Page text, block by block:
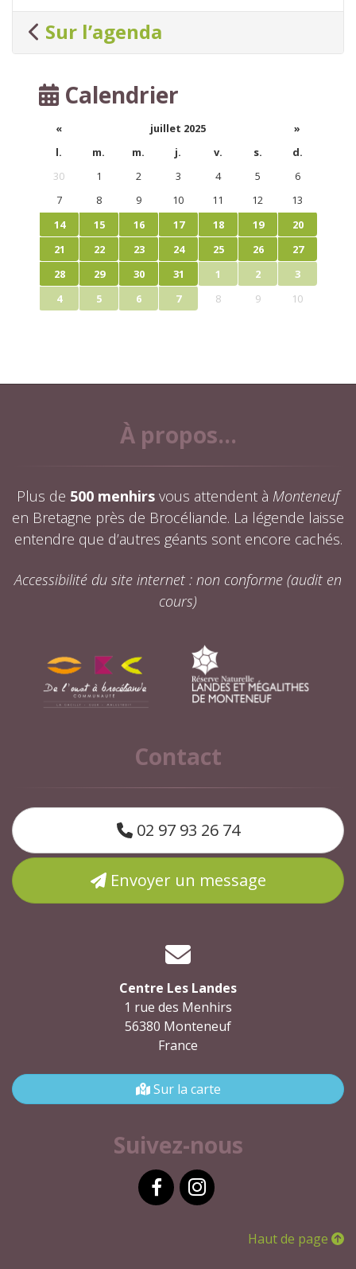
Sur l’agenda
Calendrier
« juillet 2025
»
l.
m. m. j. v. s.
d.
30
1 2 3 4 5
6
7
8 9 10 11 12
13
14
15 16 17 18 19
20
21
22 23 24 25 26
27
28
29 30 31 1 2
3
4
5 6 7 8 9 10
À propos...
Plus de 500 menhirs vous attendent à Monteneuf
en Bretagne près de Brocéliande. La légende laisse
entendre que d’autres géants sont encore cachés.
Accessibilité du site internet : non conforme (audit en
cours)
Contact
02 97 93 26 74
Envoyer un message
Centre Les Landes
1 rue des Menhirs
56380 Monteneuf
France
Sur la carte
Suivez-nous
Haut de page